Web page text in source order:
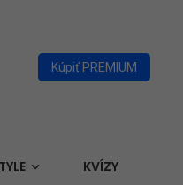
Kúpiť PREMIUM
KVÍZY